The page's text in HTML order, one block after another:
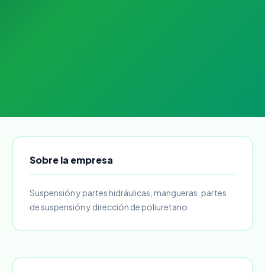
Sobre la empresa
Suspensión y partes hidráulicas, mangueras, partes
de suspensión y dirección de poliuretano.